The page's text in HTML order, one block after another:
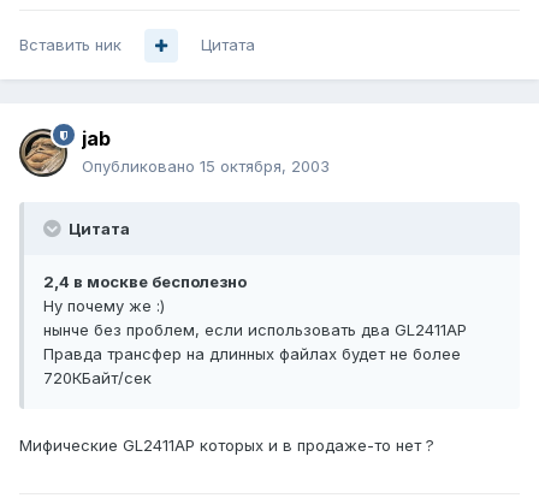
Вставить ник Цитата
jab
Опубликовано 15 октября, 2003
Цитата
2,4 в москве бесполезно
Ну почему же :)
нынче без проблем, если использовать два GL2411AP
Правда трансфер на длинных файлах будет не более
720КБайт/сек
Мифические GL2411AP которых и в продаже-то нет ?